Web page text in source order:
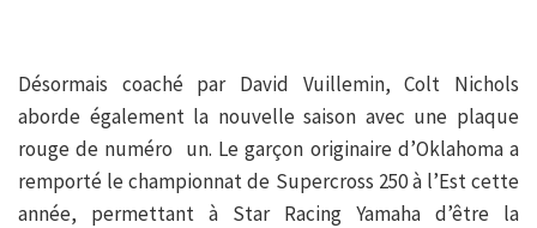
Désormais coaché par David Vuillemin, Colt Nichols
aborde également la nouvelle saison avec une plaque
rouge de numéro un. Le garçon originaire d’Oklahoma a
remporté le championnat de Supercross 250 à l’Est cette
année, permettant à Star Racing Yamaha d’être la